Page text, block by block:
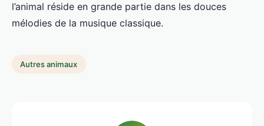
l’animal réside en grande partie dans les douces
mélodies de la musique classique.
Autres animaux